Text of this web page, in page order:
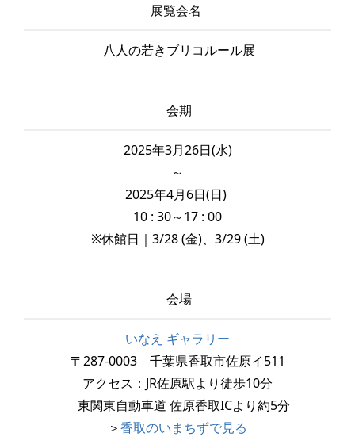
展覧会名
八人の若きブリコルール展
会期
2025年3月26日(水)
～
2025年4月6日(日)
10 : 30～17 : 00
※休館日｜3/28 (金)、3/29 (土)
会場
いなえ ギャラリー
〒287-0003 千葉県香取市佐原イ511
アクセス：JR佐原駅より徒歩10分
東関東自動車道 佐原香取ICより約5分
＞香取のいまちずで見る